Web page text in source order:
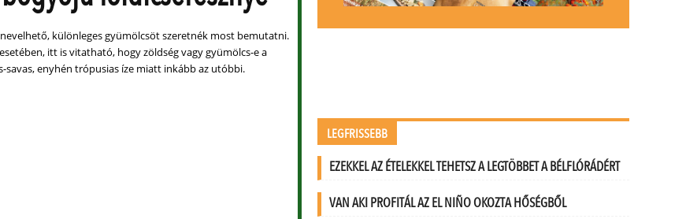
különleges gyümölcsöt szeretnék most bemutatni.
itt is vitatható, hogy zöldség vagy gyümölcs-e a
savas, enyhén trópusias íze miatt inkább az utóbbi.
LEGFRISSEBB
EZEKKEL AZ ÉTELEKKEL TEHETSZ A LEGTÖBBET A BÉLFLÓRÁDÉRT
VAN AKI PROFITÁL AZ EL NIÑO OKOZTA HŐSÉGBŐL